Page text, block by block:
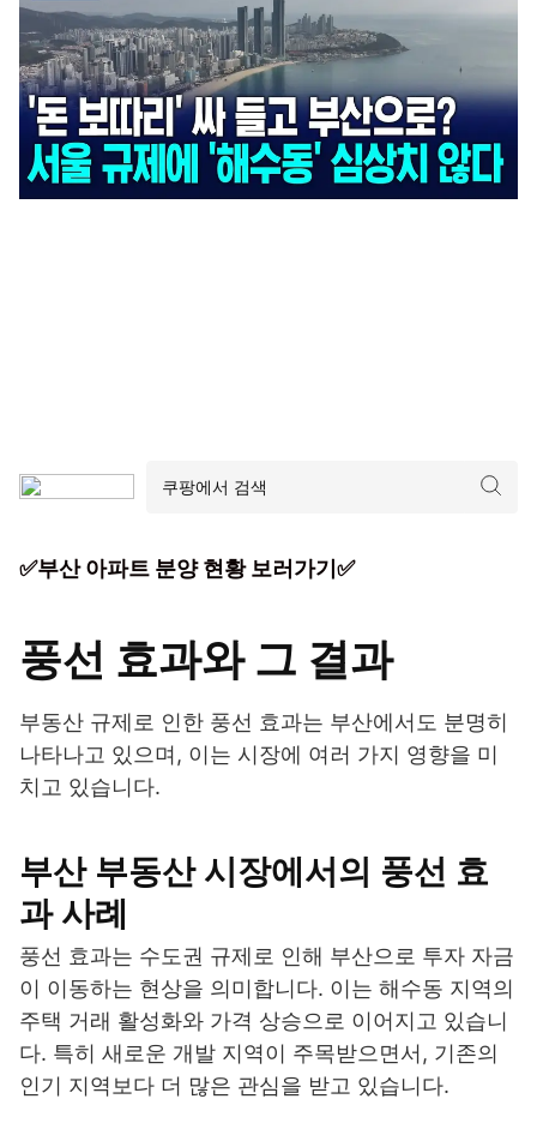
✅부산 아파트 분양 현황 보러가기✅
풍선 효과와 그 결과
부동산 규제로 인한 풍선 효과는 부산에서도 분명히
나타나고 있으며, 이는 시장에 여러 가지 영향을 미
치고 있습니다.
부산 부동산 시장에서의 풍선 효
과 사례
풍선 효과는 수도권 규제로 인해 부산으로 투자 자금
이 이동하는 현상을 의미합니다. 이는 해수동 지역의
주택 거래 활성화와 가격 상승으로 이어지고 있습니
다. 특히 새로운 개발 지역이 주목받으면서, 기존의
인기 지역보다 더 많은 관심을 받고 있습니다.